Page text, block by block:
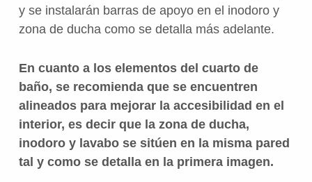
y se instalarán barras de apoyo en el inodoro y
zona de ducha como se detalla más adelante.
En cuanto a los elementos del cuarto de
baño, se recomienda que se encuentren
alineados para mejorar la accesibilidad en el
interior, es decir que la zona de ducha,
inodoro y lavabo se sitúen en la misma pared
tal y como se detalla en la primera imagen.